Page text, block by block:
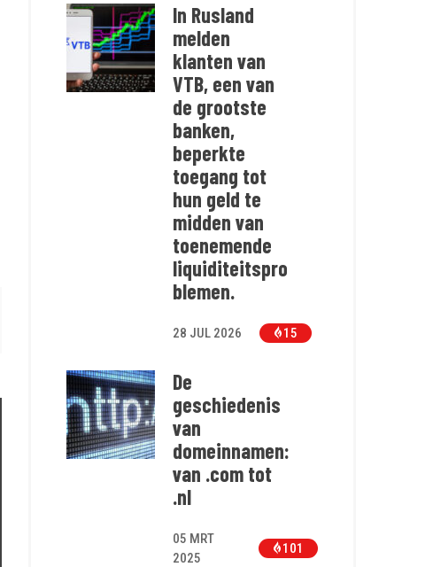
In Rusland
melden
klanten van
VTB, een van
de grootste
banken,
beperkte
toegang tot
hun geld te
midden van
toenemende
liquiditeitspro
blemen.
28 JUL 2026 15
De
geschiedenis
van
domeinnamen:
van .com tot
.nl
05 MRT
2025
101